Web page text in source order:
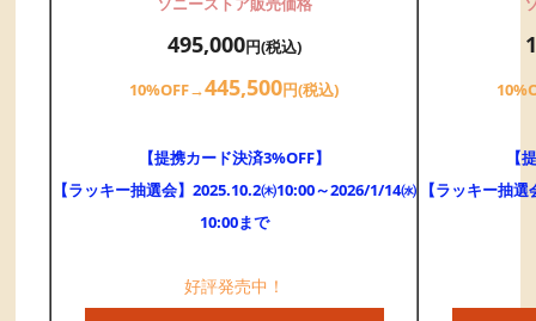
495,000円(税込)
10%OFF→445,500円(税込)
【提携カード決済3%OFF】
【ラッキー抽選会】2025.10.2㈭10:00～2026/1/14㈬
10:00まで
好評発売中！
【
【ラッキー抽